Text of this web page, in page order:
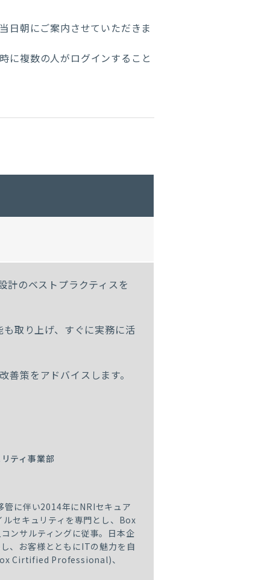
日朝にご案内させていただきま
に複数の人がログインすること
計のベストプラクティスを
取り上げ、すぐに実務に活
策をアドバイスします。
ティ事業部
管に伴い2014年にNRIセキュア
セキュリティを専門とし、Box
ンサルティングに従事。日本企
、お客様とともにITの魅力を自
Cirtified Professional)、